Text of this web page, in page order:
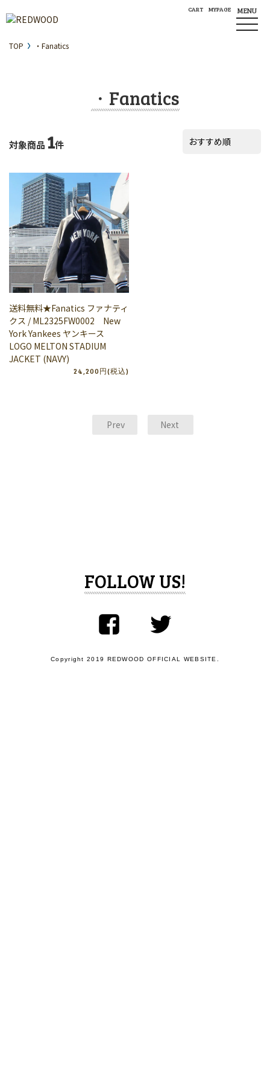
CART MYPAGE MENU
TOP ・Fanatics
・Fanatics
対象商品 1件
送料無料★Fanatics ファナティ
クス / ML2325FW0002 New
York Yankees ヤンキース
LOGO MELTON STADIUM
JACKET (NAVY)
24,200円(税込)
Prev Next
FOLLOW US!
Copyright 2019 REDWOOD OFFICIAL WEBSITE.